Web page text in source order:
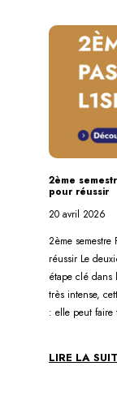
2ème
pour réussir
20 avril 2026
2ème semestre
réussir Le
étape clé dans
très intense,
: elle peut faire
LIRE LA